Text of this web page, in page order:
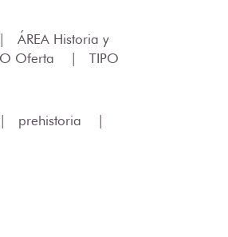
ÁREA Historia y
Oferta
TIPO
prehistoria